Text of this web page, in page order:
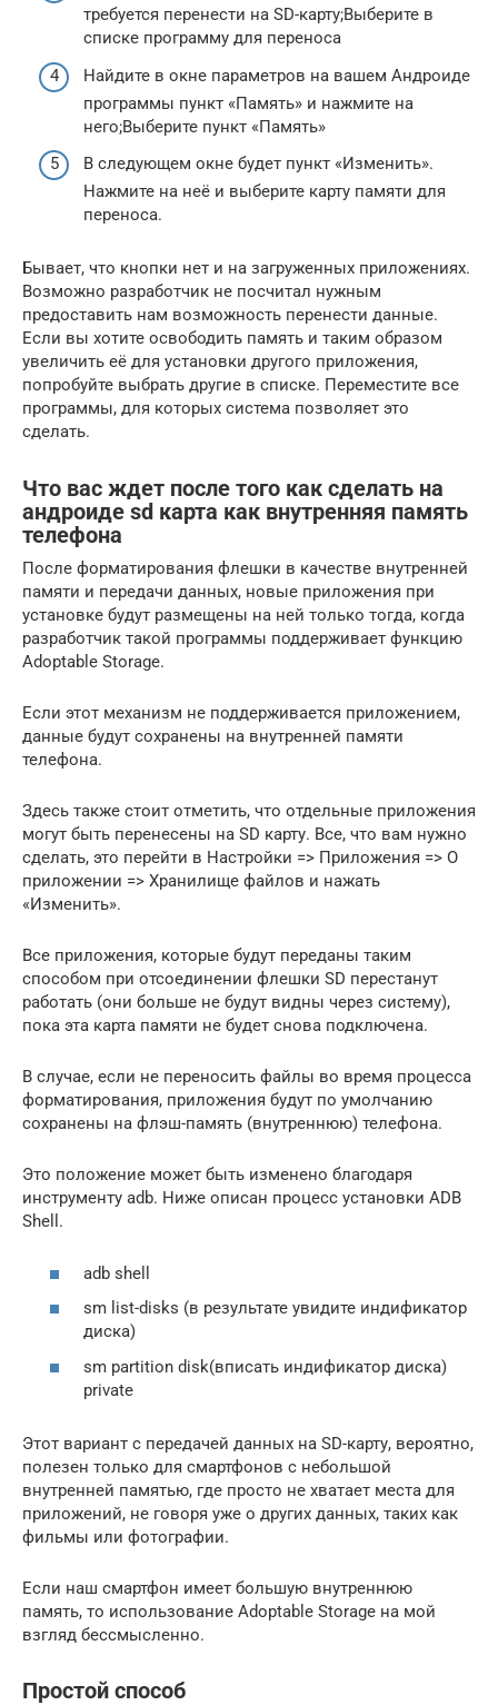
требуется перенести на SD-карту;Выберите в
списке программу для переноса
Найдите в окне параметров на вашем Андроиде
программы пункт «Память» и нажмите на
него;Выберите пункт «Память»
В следующем окне будет пункт «Изменить».
Нажмите на неё и выберите карту памяти для
переноса.
Бывает, что кнопки нет и на загруженных приложениях.
Возможно разработчик не посчитал нужным
предоставить нам возможность перенести данные.
Если вы хотите освободить память и таким образом
увеличить её для установки другого приложения,
попробуйте выбрать другие в списке. Переместите все
программы, для которых система позволяет это
сделать.
Что вас ждет после того как сделать на
андроиде sd карта как внутренняя память
телефона
После форматирования флешки в качестве внутренней
памяти и передачи данных, новые приложения при
установке будут размещены на ней только тогда, когда
разработчик такой программы поддерживает функцию
Adoptable Storage.
Если этот механизм не поддерживается приложением,
данные будут сохранены на внутренней памяти
телефона.
Здесь также стоит отметить, что отдельные приложения
могут быть перенесены на SD карту. Все, что вам нужно
сделать, это перейти в Настройки => Приложения => О
приложении => Хранилище файлов и нажать
«Изменить».
Все приложения, которые будут переданы таким
способом при отсоединении флешки SD перестанут
работать (они больше не будут видны через систему),
пока эта карта памяти не будет снова подключена.
В случае, если не переносить файлы во время процесса
форматирования, приложения будут по умолчанию
сохранены на флэш-память (внутреннюю) телефона.
Это положение может быть изменено благодаря
инструменту adb. Ниже описан процесс установки ADB
Shell.
adb shell
sm list-disks (в результате увидите индификатор
диска)
sm partition disk(вписать индификатор диска)
private
Этот вариант с передачей данных на SD-карту, вероятно,
полезен только для смартфонов с небольшой
внутренней памятью, где просто не хватает места для
приложений, не говоря уже о других данных, таких как
фильмы или фотографии.
Если наш смартфон имеет большую внутреннюю
память, то использование Adoptable Storage на мой
взгляд бессмысленно.
Простой способ